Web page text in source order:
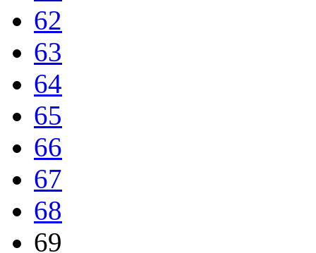
62
63
64
65
66
67
68
69